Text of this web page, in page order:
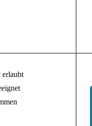
erlaubt